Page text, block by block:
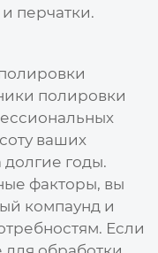
перчатки.
полировки
ваших
годы.
факторы, вы
компаунд и
Если